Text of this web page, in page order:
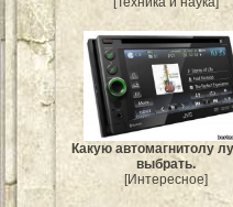
Какую автомагнитолу
выбрать.
[Интересное]